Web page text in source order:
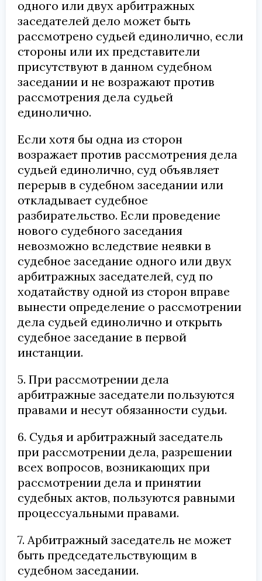
одного или двух арбитражных
заседателей дело может быть
рассмотрено судьей единолично, если
стороны или их представители
присутствуют в данном судебном
заседании и не возражают против
рассмотрения дела судьей
единолично.
Если хотя бы одна из сторон
возражает против рассмотрения дела
судьей единолично, суд объявляет
перерыв в судебном заседании или
откладывает судебное
разбирательство. Если проведение
нового судебного заседания
невозможно вследствие неявки в
судебное заседание одного или двух
арбитражных заседателей, суд по
ходатайству одной из сторон вправе
вынести определение о рассмотрении
дела судьей единолично и открыть
судебное заседание в первой
инстанции.
5. При рассмотрении дела
арбитражные заседатели пользуются
правами и несут обязанности судьи.
6. Судья и арбитражный заседатель
при рассмотрении дела, разрешении
всех вопросов, возникающих при
рассмотрении дела и принятии
судебных актов, пользуются равными
процессуальными правами.
7. Арбитражный заседатель не может
быть председательствующим в
судебном заседании.